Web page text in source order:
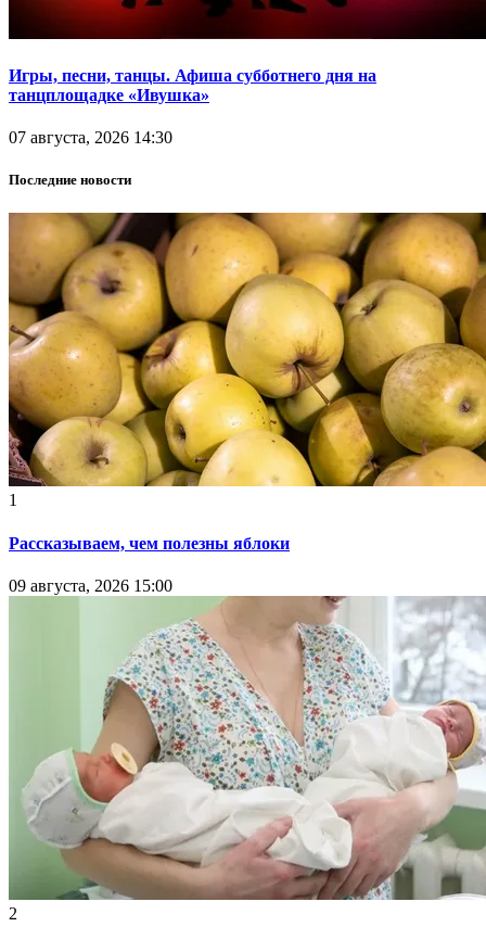
Игры, песни, танцы. Афиша субботнего дня на
танцплощадке «Ивушка»
07 августа, 2026 14:30
Последние новости
1
Рассказываем, чем полезны яблоки
09 августа, 2026 15:00
2